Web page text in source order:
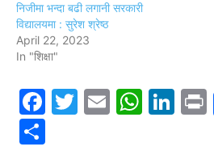
निजीमा भन्दा बढी लगानी सरकारी
विद्यालयमा : सुरेश श्रेष्ठ
April 22, 2023
In "शिक्षा"
Facebook
Twitter
Email